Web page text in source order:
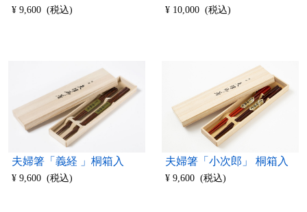
¥ 9,600 (税込) ¥ 10,000 (税込)
夫婦箸「義経 」桐箱入
¥ 9,600 (税込)
夫婦箸「小次郎」 桐箱入
¥ 9,600 (税込)